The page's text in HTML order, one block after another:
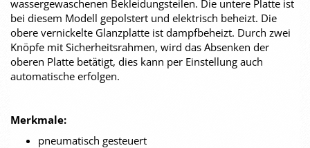
wassergewaschenen Bekleidungsteilen. Die untere Platte ist
bei diesem Modell gepolstert und elektrisch beheizt. Die
obere vernickelte Glanzplatte ist dampfbeheizt. Durch zwei
Knöpfe mit Sicherheitsrahmen, wird das Absenken der
oberen Platte betätigt, dies kann per Einstellung auch
automatische erfolgen.
Merkmale:
pneumatisch gesteuert